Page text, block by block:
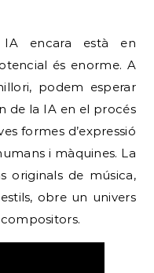
encara està en
és enorme. A
podem esperar
de la IA en el procés
formes d’expressió
i màquines. La
originals de música,
obre un univers